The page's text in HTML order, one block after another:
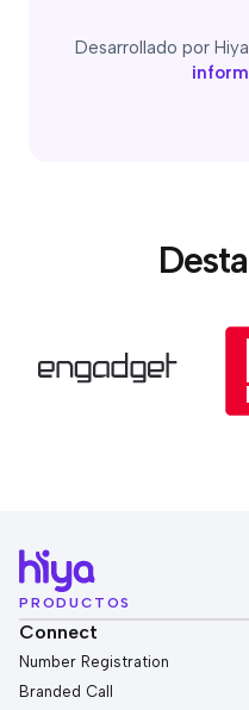
Desarrollado por
PRODUCTOS
Connect
Number Registration
Branded Call